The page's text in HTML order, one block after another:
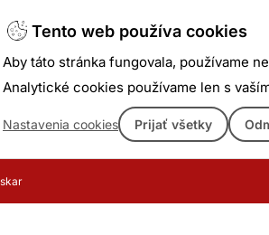
Tento web používa cookies
Aby táto stránka fungovala, používame
Analytické cookies používame len s
Nastavenia cookies Prijať všetky